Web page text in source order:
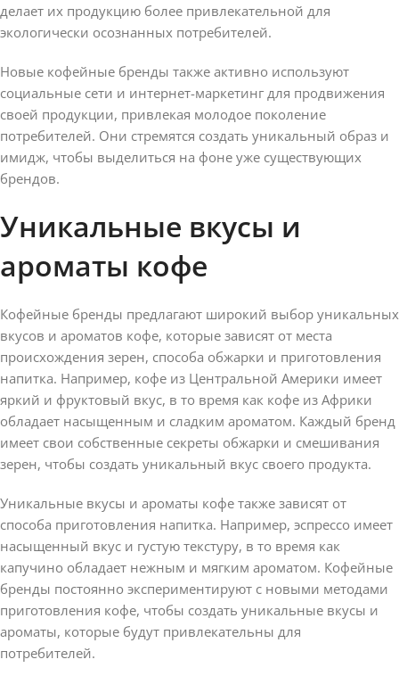
делает их продукцию более привлекательной для
экологически осознанных потребителей.
Новые кофейные бренды также активно используют
социальные сети и интернет-маркетинг для продвижения
своей продукции, привлекая молодое поколение
потребителей. Они стремятся создать уникальный образ и
имидж, чтобы выделиться на фоне уже существующих
брендов.
Уникальные вкусы и
ароматы кофе
Кофейные бренды предлагают широкий выбор уникальных
вкусов и ароматов кофе, которые зависят от места
происхождения зерен, способа обжарки и приготовления
напитка. Например, кофе из Центральной Америки имеет
яркий и фруктовый вкус, в то время как кофе из Африки
обладает насыщенным и сладким ароматом. Каждый бренд
имеет свои собственные секреты обжарки и смешивания
зерен, чтобы создать уникальный вкус своего продукта.
Уникальные вкусы и ароматы кофе также зависят от
способа приготовления напитка. Например, эспрессо имеет
насыщенный вкус и густую текстуру, в то время как
капучино обладает нежным и мягким ароматом. Кофейные
бренды постоянно экспериментируют с новыми методами
приготовления кофе, чтобы создать уникальные вкусы и
ароматы, которые будут привлекательны для
потребителей.